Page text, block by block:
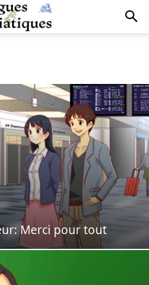
Merci pour tout